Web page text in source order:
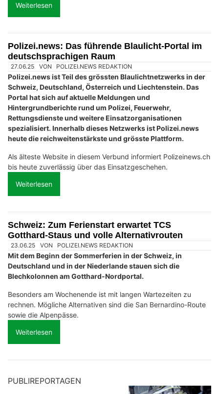
Weiterlesen
Polizei.news: Das führende Blaulicht-Portal im
deutschsprachigen Raum
27.06.25 VON POLIZEI.NEWS REDAKTION
Polizei.news ist Teil des grössten Blaulichtnetzwerks in der
Schweiz, Deutschland, Österreich und Liechtenstein. Das
Portal hat sich auf aktuelle Meldungen und
Hintergrundberichte rund um Polizei, Feuerwehr,
Rettungsdienste und weitere Einsatzorganisationen
spezialisiert. Innerhalb dieses Netzwerks ist Polizei.news
heute die reichweitenstärkste und grösste Plattform.
Als älteste Website in diesem Verbund informiert Polizeinews.ch
bis heute zuverlässig über das Einsatzgeschehen.
Weiterlesen
Schweiz: Zum Ferienstart erwartet TCS
Gotthard-Staus und volle Alternativrouten
23.06.25 VON POLIZEI.NEWS REDAKTION
Mit dem Beginn der Sommerferien in der Schweiz, in
Deutschland und in der Niederlande stauen sich die
Blechkolonnen am Gotthard-Nordportal.
Besonders am Wochenende ist mit langen Wartezeiten zu
rechnen. Mögliche Alternativen sind die San Bernardino-Route
sowie die Alpenpässe.
Weiterlesen
PUBLIREPORTAGEN